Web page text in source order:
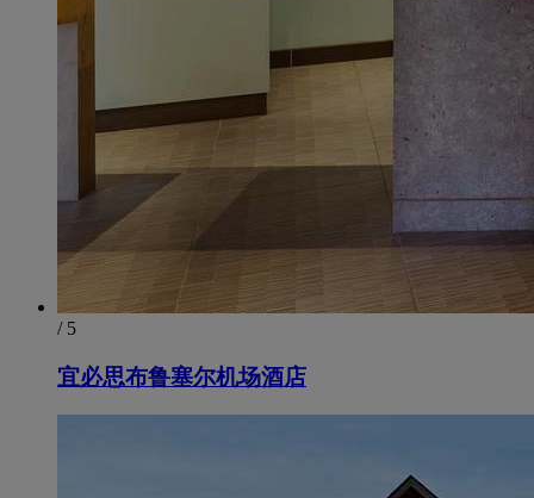
/ 5
宜必思布鲁塞尔机场酒店